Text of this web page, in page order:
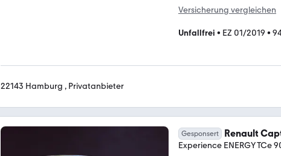
Versicherung vergleichen
Unfallfrei • EZ 01/2019 •
22143 Hamburg , Privatanbieter
Gesponsert Renault
Experience ENERGY TCe